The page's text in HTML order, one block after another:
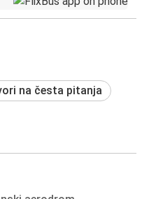
na česta pitanja